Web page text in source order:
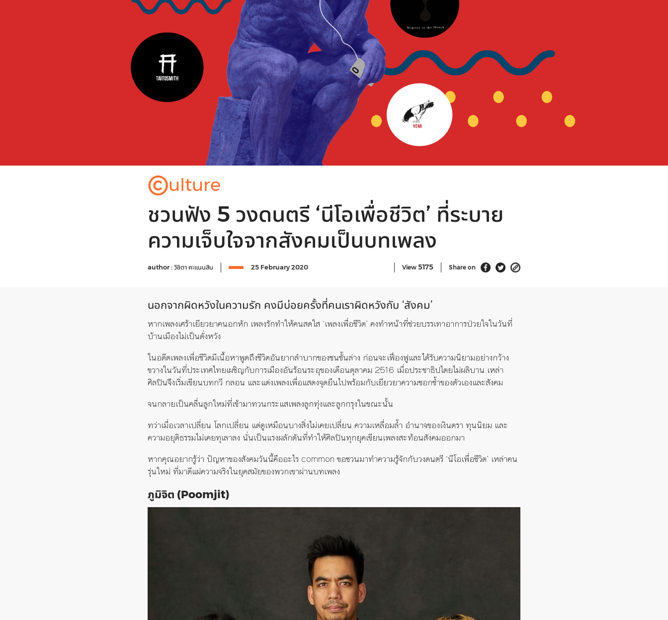
©ulture
ชวนฟัง 5 วงดนตรี ‘นีโอเพื่อชีวิต’ ที่ระบาย
ความเจ็บใจจากสังคมเป็นบทเพลง
author :วิชิตา คะแนนสิน 25 February 2020 View 5175 Share on
นอกจากผิดหวังในความรัก คงมีบ่อยครั้งที่คนเราผิดหวังกับ ‘สังคม’
หากเพลงเศร้าเยียวยาคนอกหัก เพลงรักทำให้คนสดใส ‘เพลงเพื่อชีวิต’ คงทำหน้าที่ช่วยบรรเทาอาการป่วยใจในวันที่
บ้านเมืองไม่เป็นดั่งหวัง
ในอดีตเพลงเพื่อชีวิตมีเนื้อหาพูดถึงชีวิตอันยากลำบากของชนชั้นล่าง ก่อนจะเฟื่องฟูและได้รับความนิยามอย่างกว้าง
ขวางในวันที่ประเทศไทยเผชิญกับการเมืองอันร้อนระอุของเดือนตุลาคม 2516 เมื่อประชาธิปไตยไม่ผลิบาน เหล่า
ศิลปินจึงเริ่มเขียนบทกวี กลอน และแต่งเพลงเพื่อแสดงจุดยืนไปพร้อมกับเยียวยาความชอกช้ำของตัวเองและสังคม
จนกลายเป็นคลื่นลูกใหม่ที่เข้ามาทวนกระแสเพลงลูกทุ่งและลูกกรุงในขณะนั้น
ทว่าเมื่อเวลาเปลี่ยน โลกเปลี่ยน แต่ดูเหมือนบางสิ่งไม่เคยเปลี่ยน ความเหลื่อมล้ำ อำนาจของเงินตรา ทุนนิยม และ
ความอยุติธรรมไม่เคยทุเลาลง นั่นเป็นแรงผลักดันที่ทำให้ศิลปินทุกยุคเขียนเพลงสะท้อนสังคมออกมา
หากคุณอยากรู้ว่า ปัญหาของสังคมวันนี้คืออะไรcommon ขอชวนมาทำความรู้จักกับวงดนตรี ‘นีโอเพื่อชีวิต’ เหล่าคน
รุ่นใหม่ ที่มาตีแผ่ความจริงในยุคสมัยของพวกเขาผ่านบทเพลง
ภูมิจิต (Poomjit)